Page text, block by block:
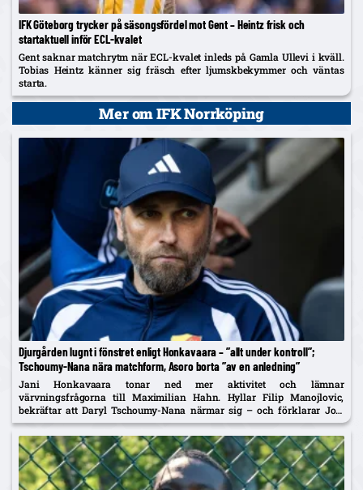
IFK Göteborg trycker på säsongsfördel mot Gent – Heintz frisk och
startaktuell inför ECL-kvalet
Gent saknar matchrytm när ECL-kvalet inleds på Gamla Ullevi i kväll.
Tobias Heintz känner sig fräsch efter ljumskbekymmer och väntas
starta.
Mer om IFK Norrköping
Djurgården lugnt i fönstret enligt Honkavaara – ”allt under kontroll”;
Tschoumy-Nana nära matchform, Asoro borta ”av en anledning”
Jani Honkavaara tonar ned mer aktivitet och lämnar
värvningsfrågorna till Maximilian Hahn. Hyllar Filip Manojlovic,
bekräftar att Daryl Tschoumy-Nana närmar sig – och förklarar Joel
Asoros frånvaro med att han är borta "av en anledning".